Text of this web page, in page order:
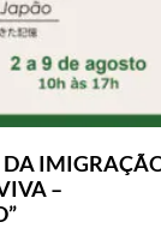
DA
–